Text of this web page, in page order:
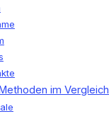
im Vergleich